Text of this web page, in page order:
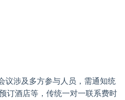
议涉及多方参与人员，需通知统
订酒店等，传统一对一联系费时